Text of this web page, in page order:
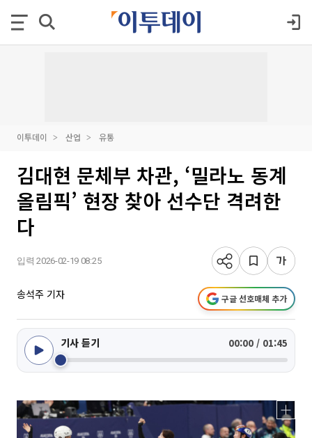
이투데이 산업 유통
김대현 문체부 차관, ‘밀라노 동계
올림픽’ 현장 찾아 선수단 격려한
다
입력 2026-02-19 08:25
송석주 기자 구글 선호매체 추가
기사 듣기 00:00 / 01:45